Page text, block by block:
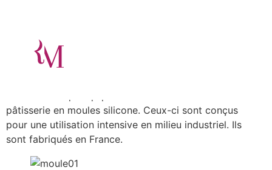
pâtisserie en moules silicone. Ceux-ci sont conçus
pour une utilisation intensive en milieu industriel. Ils
sont fabriqués en France.